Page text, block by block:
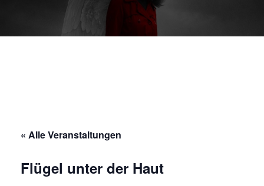
« Alle Veranstaltungen
Flügel unter der Haut